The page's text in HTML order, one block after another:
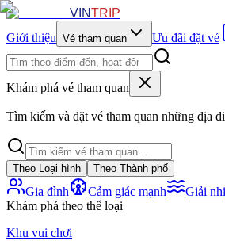
VINTRIP
Giới thiệu Vé tham quan Ưu đãi đặt vé
Khám phá vé tham quan
Tìm kiếm và đặt vé tham quan những địa
Theo Loại hình Theo Thành phố
Gia đình Cảm giác mạnh Giải
Khám phá theo thể loại
Khu vui chơi